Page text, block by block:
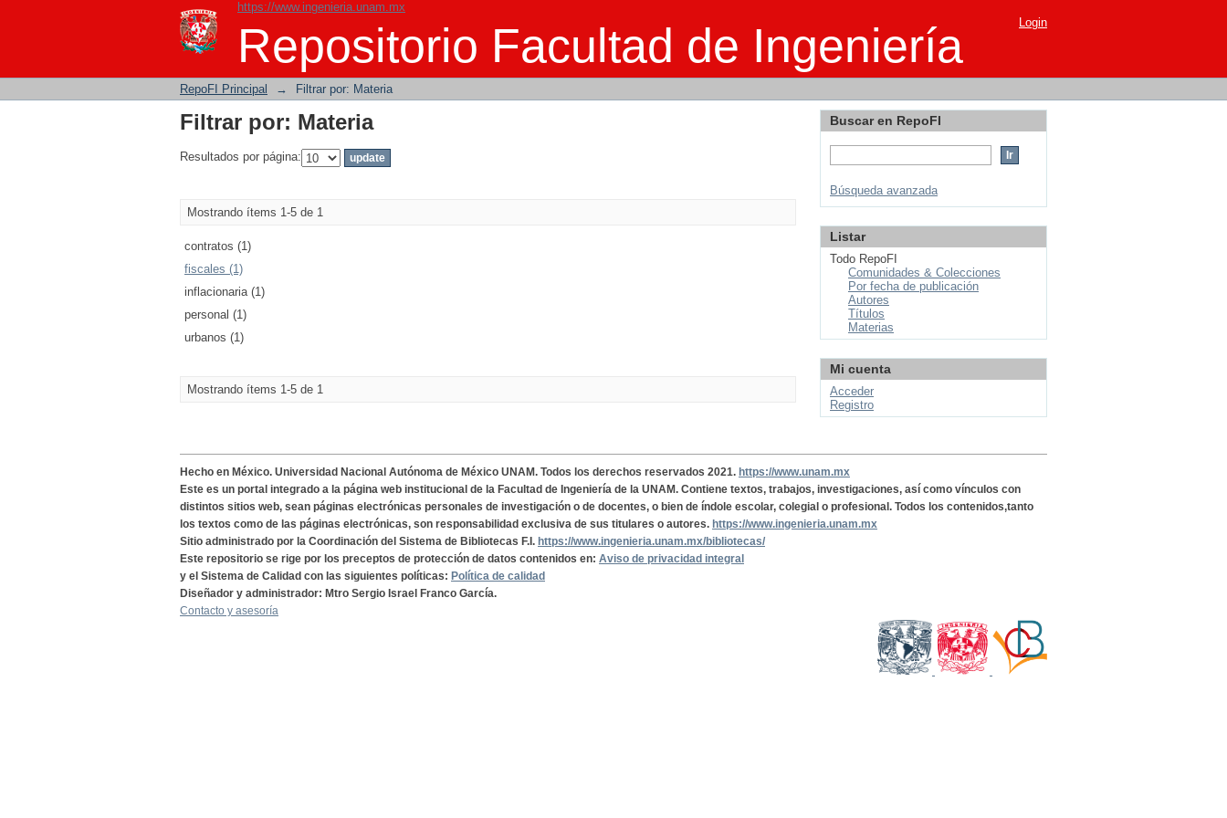
https://www.ingenieria.unam.mx
Repositorio Facultad de Ingeniería
Filtrar por: Materia Login
RepoFI Principal → Filtrar por: Materia
Filtrar por: Materia
Resultados por página:
Mostrando ítems 1-5 de 1
contratos (1)
fiscales (1)
inflacionaria (1)
personal (1)
urbanos (1)
Mostrando ítems 1-5 de 1
Buscar en RepoFI
Búsqueda avanzada
Listar
Todo RepoFI
Comunidades & Colecciones
Por fecha de publicación
Autores
Títulos
Materias
Mi cuenta
Acceder
Registro
Hecho en México. Universidad Nacional Autónoma de México UNAM. Todos los derechos reservados 2021. https://www.unam.mx
Este es un portal integrado a la página web institucional de la Facultad de Ingeniería de la UNAM. Contiene textos, trabajos, investigaciones, así como vínculos con
distintos sitios web, sean páginas electrónicas personales de investigación o de docentes, o bien de índole escolar, colegial o profesional. Todos los contenidos,tanto
los textos como de las páginas electrónicas, son responsabilidad exclusiva de sus titulares o autores. https://www.ingenieria.unam.mx
Sitio administrado por la Coordinación del Sistema de Bibliotecas F.I. https://www.ingenieria.unam.mx/bibliotecas/
Este repositorio se rige por los preceptos de protección de datos contenidos en: Aviso de privacidad integral
y el Sistema de Calidad con las siguientes políticas: Política de calidad
Diseñador y administrador: Mtro Sergio Israel Franco García.
Contacto y asesoría